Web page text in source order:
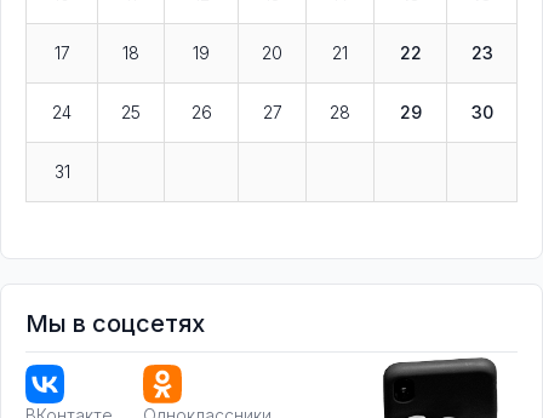
17 18 19 20 21 22 23
24 25 26 27 28 29 30
31
Мы в соцсетях